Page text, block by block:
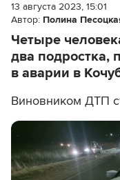
13 августа 2023, 15:01
Автор: Полина
Четыре
два подростка,
в аварии в
Виновником ДТП